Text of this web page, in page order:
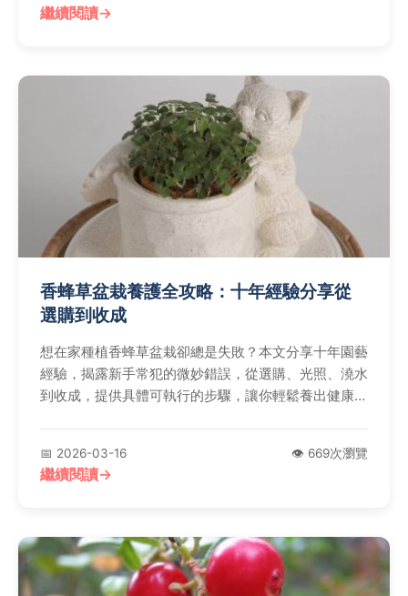
繼續閱讀
香蜂草盆栽養護全攻略：十年經驗分享從
選購到收成
想在家種植香蜂草盆栽卻總是失敗？本文分享十年園藝
經驗，揭露新手常犯的微妙錯誤，從選購、光照、澆水
到收成，提供具體可執行的步驟，讓你輕鬆養出健康香
📅 2026-03-16 👁️ 669次瀏覽
繼續閱讀